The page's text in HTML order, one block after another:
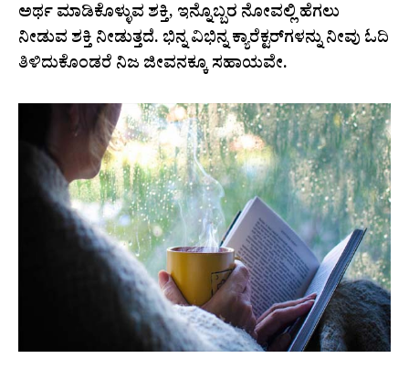
ಅರ್ಥ ಮಾಡಿಕೊಳ್ಳುವ ಶಕ್ತಿ, ಇನ್ನೊಬ್ಬರ ನೋವಲ್ಲಿ ಹೆಗಲು
ನೀಡುವ ಶಕ್ತಿ ನೀಡುತ್ತದೆ. ಭಿನ್ನ ವಿಭಿನ್ನ ಕ್ಯಾರೆಕ್ಟರ್‌ಗಳನ್ನು ನೀವು ಓದಿ
ತಿಳಿದುಕೊಂಡರೆ ನಿಜ ಜೀವನಕ್ಕೂ ಸಹಾಯವೇ.